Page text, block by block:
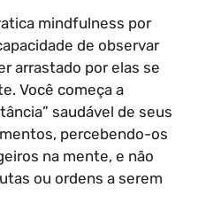
mindfulness por
de observar
arrastado por elas se
Você começa a
saudável de seus
percebendo-os
na mente, e não
ou ordens a serem